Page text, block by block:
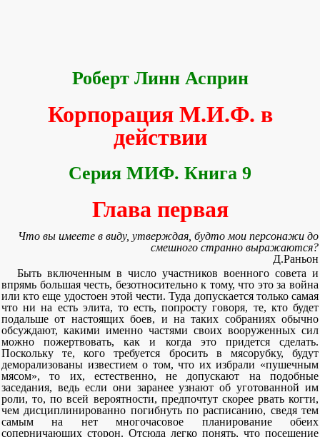
Роберт Линн Асприн
Корпорация М.И.Ф. в
действии
Серия МИФ. Книга 9
Глава первая
Что вы имеете в виду, утверждая, будто мои персонажи до
смешного странно выражаются?
Д.Раньон
Быть включенным в число участников военного совета и
впрямь большая честь, безотносительно к тому, что это за война
или кто еще удостоен этой чести. Туда допускается только самая
что ни на есть элита, то есть, попросту говоря, те, кто будет
подальше от настоящих боев, и на таких собраниях обычно
обсуждают, какими именно частями своих вооруженных сил
можно пожертвовать, как и когда это придется сделать.
Поскольку те, кого требуется бросить в мясорубку, будут
деморализованы известием о том, что их избрали «пушечным
мясом», то их, естественно, не допускают на подобные
заседания, ведь если они заранее узнают об уготованной им
роли, то, по всей вероятности, предпочтут скорее рвать когти,
чем дисциплинированно погибнуть по расписанию, сведя тем
самым на нет многочасовое планирование обеих
соперничающих сторон. Отсюда легко понять, что посещение